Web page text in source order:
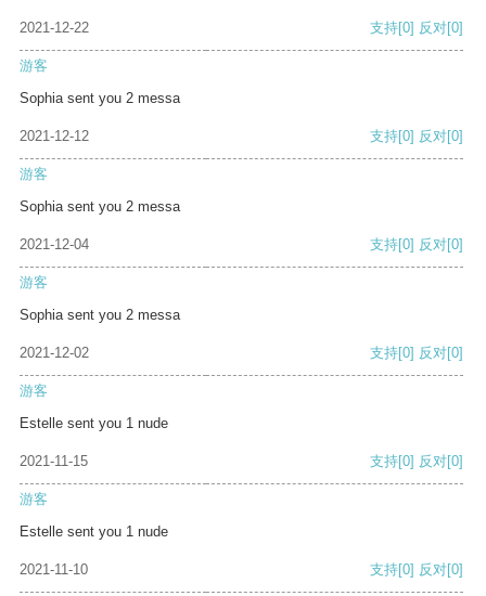
2021-12-22 支持[0] 反对[0]
游客
Sophia sent you 2 messa
2021-12-12 支持[0] 反对[0]
游客
Sophia sent you 2 messa
2021-12-04 支持[0] 反对[0]
游客
Sophia sent you 2 messa
2021-12-02 支持[0] 反对[0]
游客
Estelle sent you 1 nude
2021-11-15 支持[0] 反对[0]
游客
Estelle sent you 1 nude
2021-11-10 支持[0] 反对[0]